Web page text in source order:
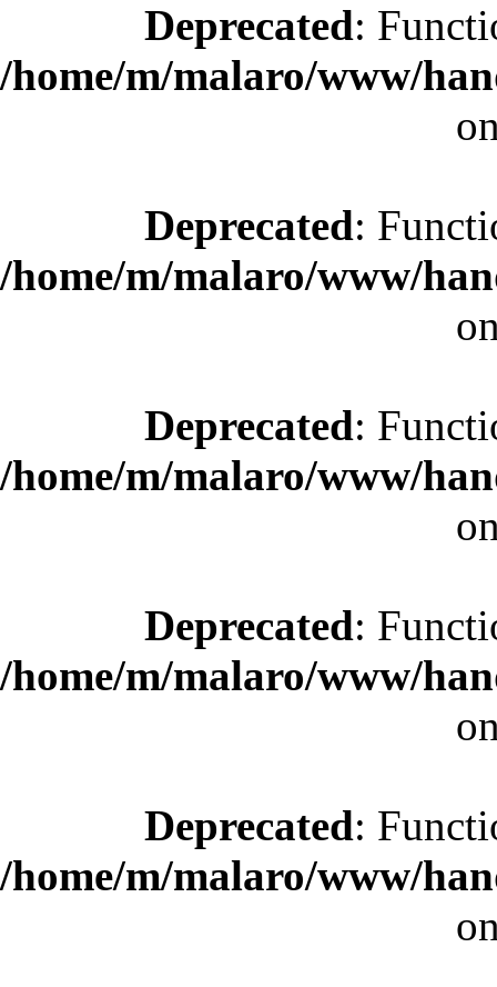
Deprecated:
/home/m/malaro/www/
Deprecated:
/home/m/malaro/www/
Deprecated:
/home/m/malaro/www/
Deprecated:
/home/m/malaro/www/
Deprecated:
/home/m/malaro/www/